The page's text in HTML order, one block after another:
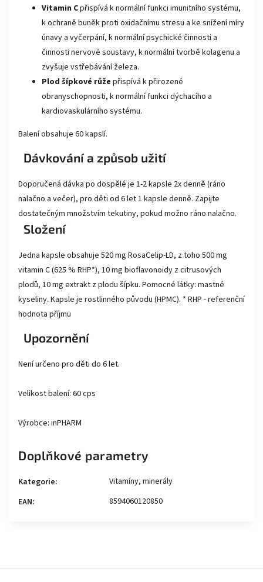
Vitamin Cpřispívá k normální funkci imunitního systému,
k ochraně buněk proti oxidačnímu stresu a ke snížení míry
únavy a vyčerpání, k normální psychické činnosti a
činnosti nervové soustavy, k normální tvorbě kolagenu a
zvyšuje vstřebávání železa.
Plod šípkové růže přispívá k přirozené
obranyschopnosti, k normální funkci dýchacího a
kardiovaskulárního systému.
Balení obsahuje 60 kapslí.
Dávkování a způsob užití
Doporučená dávka po dospělé je 1-2 kapsle 2x denně (ráno
nalačno a večer), pro děti od 6 let 1 kapsle denně. Zapijte
dostatečným množstvím tekutiny, pokud možno ráno nalačno.
Složení
Jedna kapsle obsahuje 520 mg RosaCelip-LD, z toho 500 mg
vitamin C (625 % RHP*), 10 mg bioflavonoidy z citrusových
plodů, 10 mg extrakt z plodu šípku. Pomocné látky: mastné
kyseliny. Kapsle je rostlinného původu (HPMC). * RHP - referenční
hodnota příjmu
Upozornění
Není určeno pro děti do 6 let.
Velikost balení: 60 cps
Výrobce: inPHARM
Doplňkové parametry
Kategorie:
Vitamíny, minerály
EAN: 8594060120850